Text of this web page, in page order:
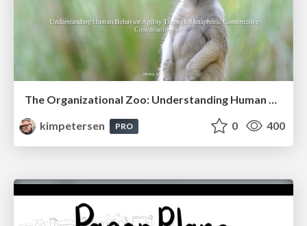
The Organizational Zoo: Understanding Human Behavior Agility Through Metaphoric Constructive Conversations (based on the works of Arthur Shelley, Ph.D)
kimpetersen
PRO 0 400